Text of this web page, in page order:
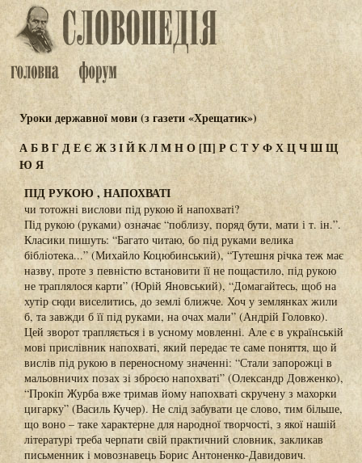
Уроки державної мови (з газети «Хрещатик»)
АБВГДЕЄ ЖЗІЙКЛМНО[П] РСТУФХЦЧШЩ
Ю Я
ПІД РУКОЮ , НАПОХВАТІ
чи тотожні вислови під рукою й напохваті?
Під рукою (руками) означає “поблизу, поряд бути, мати і т. ін.”.
Класики пишуть: “Багато читаю, бо під руками велика
бібліотека...” (Михайло Коцюбинський), “Тутешня річка теж має
назву, проте з певністю встановити її не пощастило, під рукою
не траплялося карти” (Юрій Яновський), “Домагайтесь, щоб на
хутір сюди виселитись, до землі ближче. Хоч у землянках жили
б, та завжди б її під руками, на очах мали” (Андрій Головко).
Цей зворот трапляється і в усному мовленні. Але є в українській
мові прислівник напохваті, який передає те саме поняття, що й
вислів під рукою в переносному значенні: “Стали запорожці в
мальовничих позах зі зброєю напохваті” (Олександр Довженко),
“Прокіп Журба вже тримав йому напохваті скручену з махорки
цигарку” (Василь Кучер). Не слід забувати це слово, тим більше,
що воно – таке характерне для народної творчості, з якої нашій
літературі треба черпати свій практичний словник, закликав
письменник і мовознавець Борис Антоненко-Давидович.